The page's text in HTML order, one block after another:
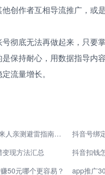
创作者互相导流推广，或
彻底无法再做起来，只要
保持耐心，用数据指导内
流量增长。
抖音打卡365天领手机是真的吗？过来人亲测避雷指南，这三点一定要看！
抖音号绑
现方法汇总
抖音扣钱
50元哪个更容易？